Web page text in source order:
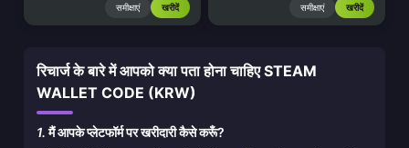
समीक्षाएं खरीदें समीक्षाएं खरीदें
रिचार्ज के बारे में आपको क्या पता होना चाहिए STEAM
WALLET CODE (KRW)
1.मैं आपके प्लेटफॉर्म पर खरीदारी कैसे करूँ?